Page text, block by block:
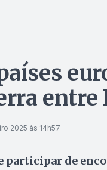
entre
2025 às 14h57
participar de